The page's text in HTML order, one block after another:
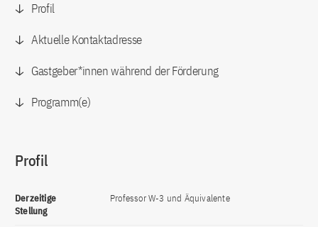
Profil
Aktuelle Kontaktadresse
Gastgeber*innen während der Förderung
Programm(e)
Profil
Derzeitige
Stellung
Professor W-3 und Äquivalente